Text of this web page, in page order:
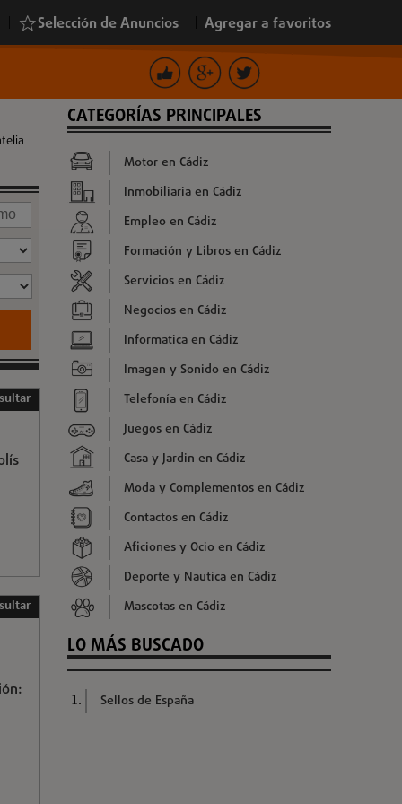
Selección de Anuncios Agregar a favoritos
CATEGORÍAS PRINCIPALES
Motor en Cádiz
Inmobiliaria en Cádiz
Empleo en Cádiz
Formación y Libros en Cádiz
Servicios en Cádiz
Negocios en Cádiz
Informatica en Cádiz
Imagen y Sonido en Cádiz
Telefonía en Cádiz
Juegos en Cádiz
Casa y Jardin en Cádiz
Moda y Complementos en Cádiz
Contactos en Cádiz
Aficiones y Ocio en Cádiz
Deporte y Nautica en Cádiz
Mascotas en Cádiz
LO MÁS BUSCADO
Sellos de España